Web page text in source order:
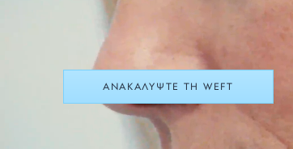
ΑΝΑΚΑΛΥΨΤΕ ΤΗ WEFT